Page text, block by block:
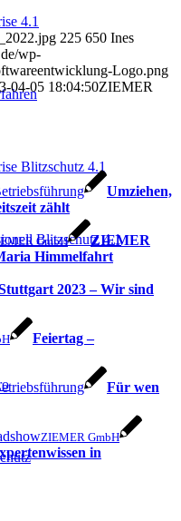
4.1
Blitzschutz 4.1
Blitzschutz 4.1
225 650 Ines
wp-
Logo.png
04-05 18:04:50ZIEMER
Umziehen,
zählt
GmbH
ZIEMER
Himmelfahrt
2023 – Wir sind
Feiertag –
Für wen
ZIEMER GmbH
in